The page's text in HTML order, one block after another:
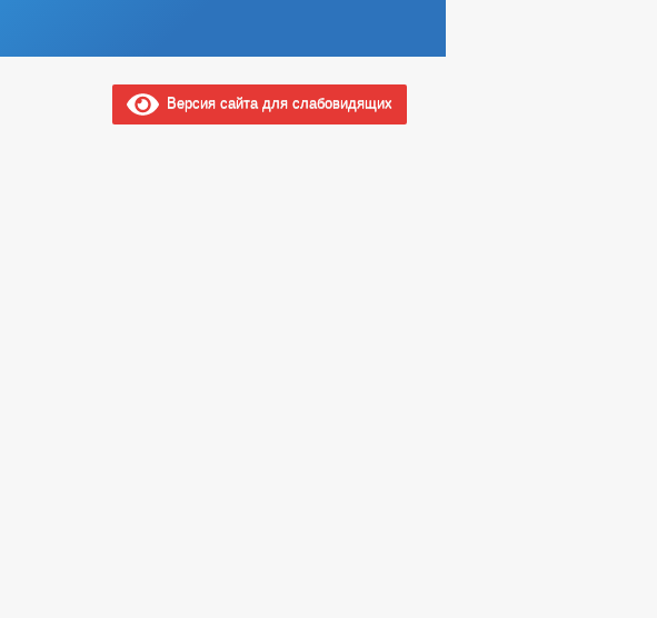
Версия сайта для слабовидящих